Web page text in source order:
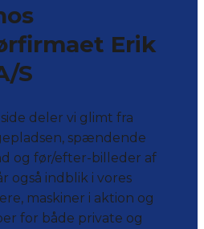
Erik
S
deler vi glimt fra
spændende
og før/efter-billeder af
også indblik i vores
maskiner i aktion og
for både private og